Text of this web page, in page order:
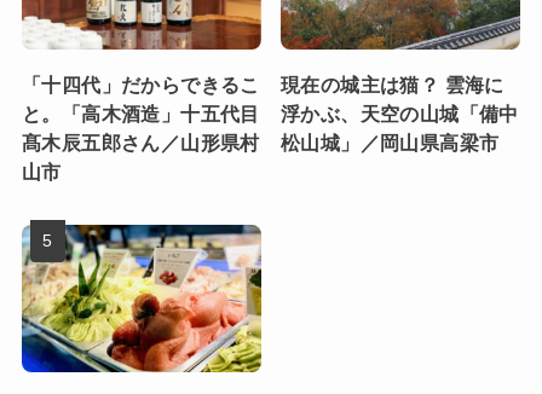
「十四代」だからできるこ
と。「高木酒造」十五代目
髙木辰五郎さん／山形県村
山市
現在の城主は猫？ 雲海に
浮かぶ、天空の山城「備中
松山城」／岡山県高梁市